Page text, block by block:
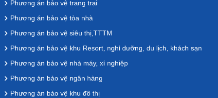
Phương án bảo vệ trang trại
Phương án bảo vệ tòa nhà
Phương án bảo vệ siêu thị,TTTM
Phương án bảo vệ khu Resort, nghỉ dưỡng, du lịch, khách sạn
Phương án bảo vệ nhà máy, xí nghiệp
Phương án bảo vệ ngân hàng
Phương án bảo vệ khu đô thị